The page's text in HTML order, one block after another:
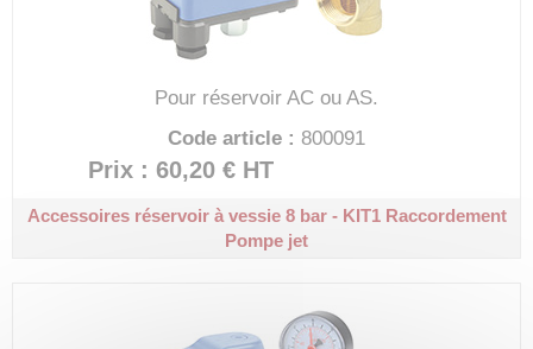
Pour réservoir AC ou AS.
Code article : 800091
Prix : 60,20 € HT
Accessoires réservoir à vessie 8 bar - KIT1Raccordement
Pompe jet